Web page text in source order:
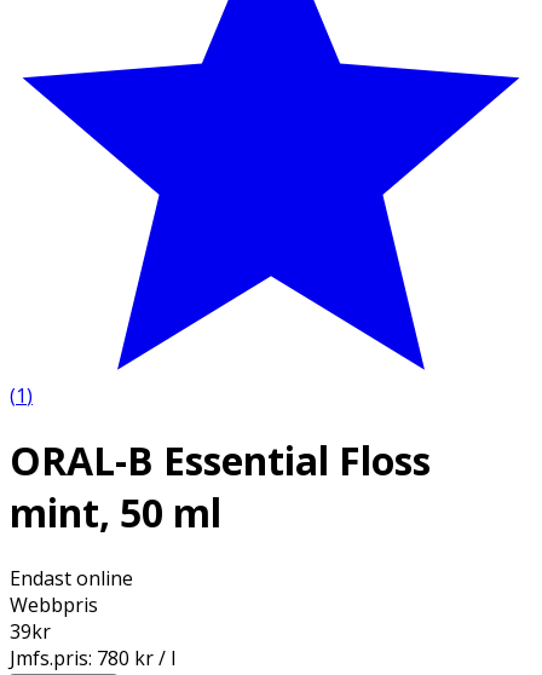
(1)
ORAL-B Essential Floss
mint, 50 ml
Endast online
Webbpris
39kr
Jmfs.pris: 780 kr / l